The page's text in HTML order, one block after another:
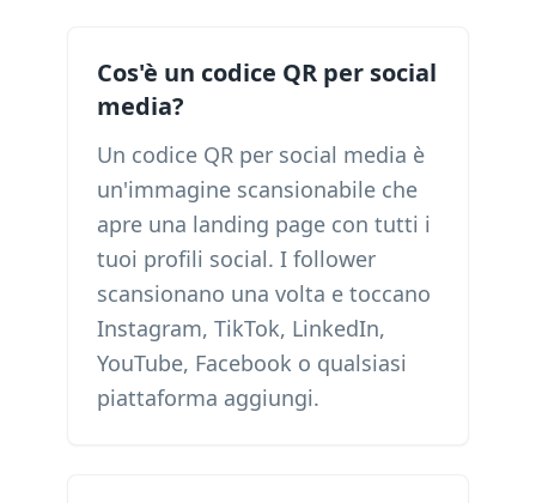
Cos'è un codice QR per social
media?
Un codice QR per social media è
un'immagine scansionabile che
apre una landing page con tutti i
tuoi profili social. I follower
scansionano una volta e toccano
Instagram, TikTok, LinkedIn,
YouTube, Facebook o qualsiasi
piattaforma aggiungi.